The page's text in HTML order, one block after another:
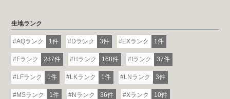
生地ランク
AQランク 1件 Dランク 3件 EXランク 1件
Fランク 287件 Hランク 168件 Iランク 37件
LFランク 1件 LKランク 1件 LNランク 3件
MSランク 1件 Nランク 36件 Xランク 10件